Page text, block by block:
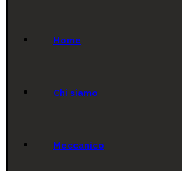
Home
Chi siamo
Meccanico